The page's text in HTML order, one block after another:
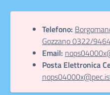
Telefono:
Gozzano 0322/
Email:
Posta Elettronica